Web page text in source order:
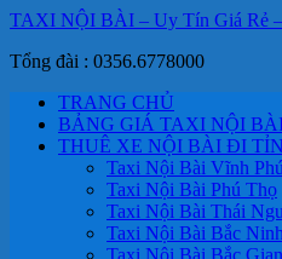
TAXI NỘI BÀI – Uy Tín Giá Rẻ
Tổng đài : 0356.6778000
TRANG CHỦ
BẢNG GIÁ TAXI NỘI
THUÊ XE NỘI BÀI ĐI
Taxi Nội Bài Vĩnh
Taxi Nội Bài Phú Thọ
Taxi Nội Bài Thái
Taxi Nội Bài Bắc Ninh
Taxi Nội Bài Bắc